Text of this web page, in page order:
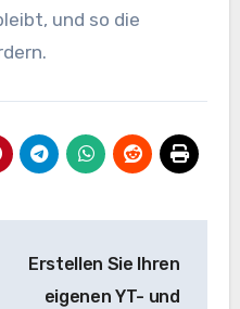
und so die
Erstellen Sie Ihren
eigenen YT- und